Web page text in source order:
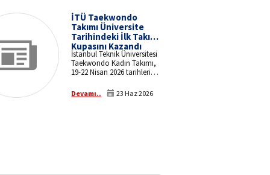
İTÜ Taekwondo
Takımı Üniversite
Tarihindeki İlk Takım
Kupasını Kazandı
İstanbul Teknik Üniversitesi
Taekwondo Kadın Takımı,
19-22 Nisan 2026 tarihleri
Akif Ersoy Üniversitesi ev
sahipliğinde düzenlenen
Devamı.. 23 Haz 2026